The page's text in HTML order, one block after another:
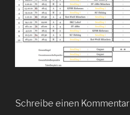
Schreibe einen Kommentar